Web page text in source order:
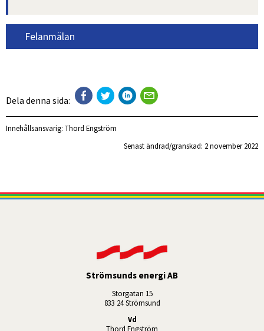
Felanmälan
Dela denna sida:
Innehållsansvarig: Thord Engström
Senast ändrad/granskad: 2 november 2022
Strömsunds energi AB
Storgatan 15
833 24 Strömsund
Vd
Thord Engström